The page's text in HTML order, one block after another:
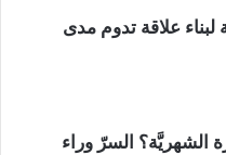
لبناء علاقة تدوم مدى
الشهريَّة؟ السرّ وراء